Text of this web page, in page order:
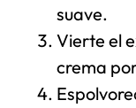
suave.
Vierte el
crema